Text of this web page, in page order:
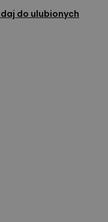
do ulubionych